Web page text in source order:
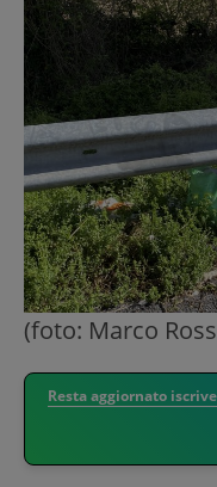
(foto: Marco
Resta aggiornato